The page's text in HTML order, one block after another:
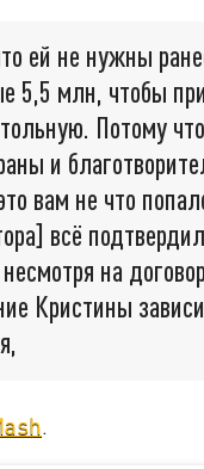
ей не нужны
5,5 млн, чтобы
Потому
и
вам не что
всё
на
Кристины
.